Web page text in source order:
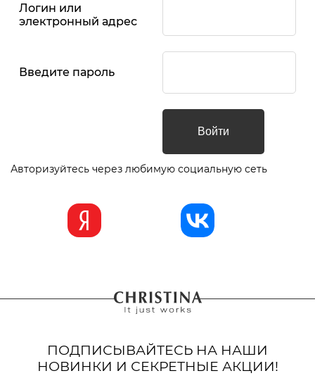
Логин или
электронный адрес
Введите пароль
Авторизуйтесь через любимую социальную сеть
ПОДПИСЫВАЙТЕСЬ НА НАШИ
НОВИНКИ И СЕКРЕТНЫЕ АКЦИИ!